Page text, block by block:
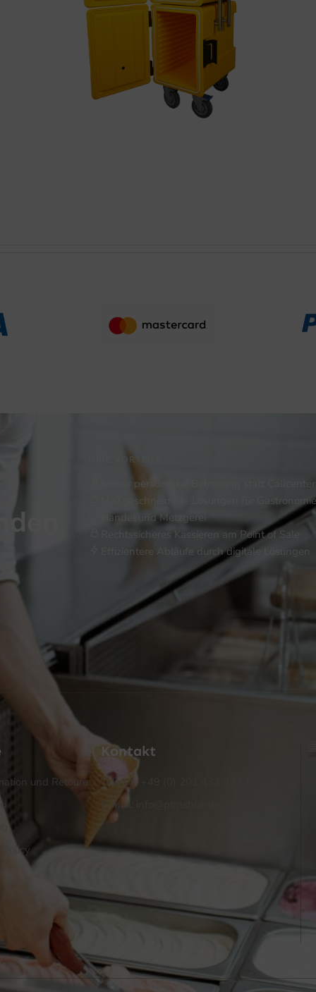
IHRE VORTEILE
Immer persönliche Betreuung statt Callcenter
Maßgeschneiderte Lösungen für
Handel und Metzgerei
Rechtssicheres Kassieren am Point of Sale
Effizientere Abläufe durch digitale Lösungen
und Retoure
Policy
Kontakt
Telefon: +49 (0) 201 433 992 13
E-Mail: info@ptmshop.de